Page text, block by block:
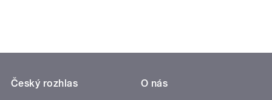
Český rozhlas
O nás